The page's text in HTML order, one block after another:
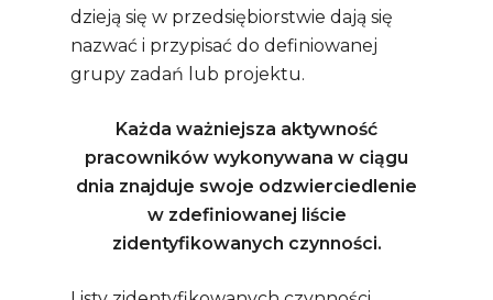
dzieją się w przedsiębiorstwie dają się
nazwać i przypisać do definiowanej
grupy zadań lub projektu.
Każda ważniejsza aktywność
pracowników wykonywana w ciągu
dnia znajduje swoje odzwierciedlenie
w zdefiniowanej liście
zidentyfikowanych czynności.